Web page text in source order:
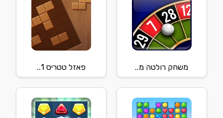
משחק רולטה מ.. פאזל טטריס 1..